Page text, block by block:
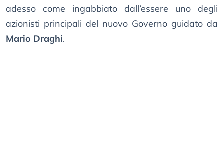
adesso come ingabbiato dall’essere uno degli
azionisti principali del nuovo Governo guidato da
Mario Draghi.